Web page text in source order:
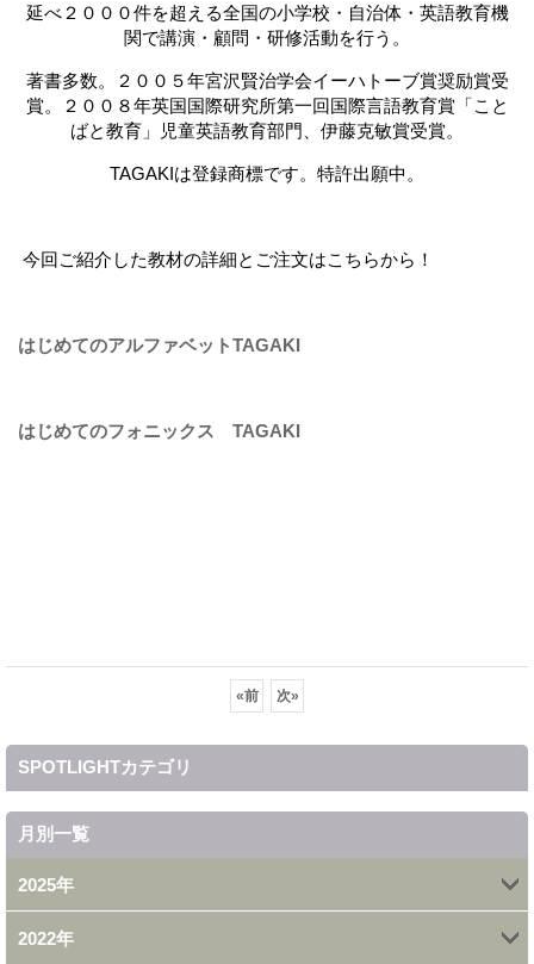
延べ２０００件を超える全国の小学校・自治体・英語教育機
関で講演・顧問・研修活動を行う。
著書多数。２００５年宮沢賢治学会イーハトーブ賞奨励賞受
賞。２００８年英国国際研究所第一回国際言語教育賞「こと
ばと教育」児童英語教育部門、伊藤克敏賞受賞。
TAGAKIは登録商標です。特許出願中。
今回ご紹介した教材の詳細とご注文はこちらから！
はじめてのアルファベットTAGAKI
はじめてのフォニックス TAGAKI
«前 次»
SPOTLIGHTカテゴリ
月別一覧
2025年
7月 (1)
2022年